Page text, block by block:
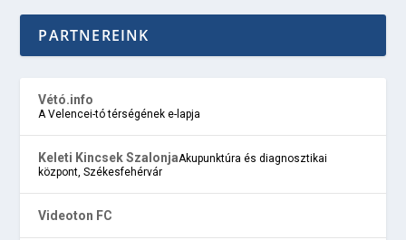
PARTNEREINK
Vétó.info
A Velencei-tó térségének e-lapja
Keleti Kincsek SzalonjaAkupunktúra és diagnosztikai
központ, Székesfehérvár
Videoton FC